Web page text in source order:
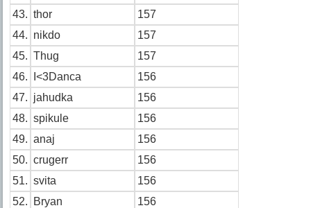
43. thor
157
44. nikdo
157
45. Thug
157
46.
I<3Danca
156
47. jahudka
156
48. spikule
156
49. anaj
156
50. crugerr
156
51. svita
156
52.
Bryan
156